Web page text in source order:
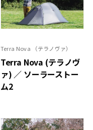
Terra Nova （テラノヴァ）
Terra Nova (テラノヴ
ァ) ／ ソーラーストー
ム2